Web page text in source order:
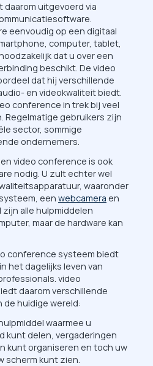
uitgevoerd via
eenvoudig op een digitaal
computer, tablet,
dat u over een
beschikt. De video
dat hij verschillende
en videokwaliteit biedt.
conference in trek bij veel
gebruikers zijn
sector, sommige
ondernemers.
video conference is ook
nodig. U zult echter wel
waaronder
een webcamera en
alle hulpmiddelen
maar de hardware kan
conference systeem biedt
het dagelijks leven van
video
daarom verschillende
de huidige wereld:
waarmee u
kunt delen, vergaderingen
kunt organiseren en toch uw
scherm kunt zien.